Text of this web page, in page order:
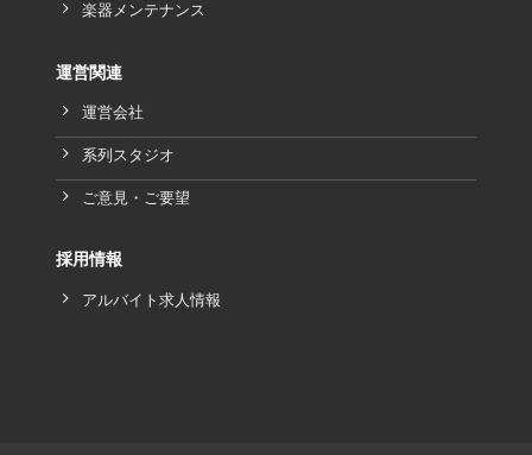
楽器メンテナンス
運営関連
運営会社
系列スタジオ
ご意見・ご要望
採用情報
アルバイト求人情報